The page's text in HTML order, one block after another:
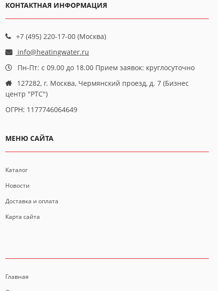
КОНТАКТНАЯ ИНФОРМАЦИЯ
+7 (495) 220-17-00 (Москва)
info@heatingwater.ru
Пн-Пт: с 09.00 до 18.00 Прием заявок: круглосуточно
127282, г. Москва, Чермянский проезд, д. 7 (Бизнес
центр "РТС")
ОГРН: 1177746064649
МЕНЮ САЙТА
Каталог
Новости
Доставка и оплата
Карта сайта
Главная